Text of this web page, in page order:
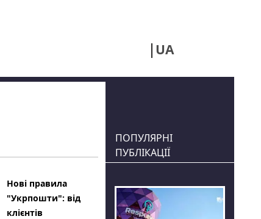
UA
Нові правила
"Укрпошти": від
клієнтів
ПОПУЛЯРНІ
ПУБЛІКАЦІЇ